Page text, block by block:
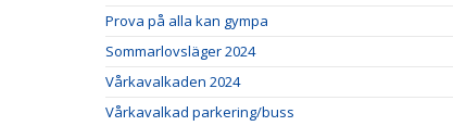
Prova på alla kan gympa
Sommarlovsläger 2024
Vårkavalkaden 2024
Vårkavalkad parkering/buss